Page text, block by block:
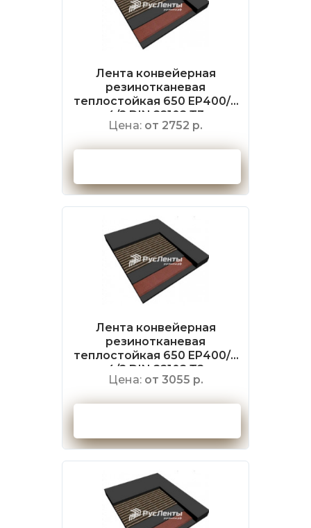
Лента конвейерная
резинотканевая
теплостойкая 650 EP400/3
4/2 DIN 22102 Т3
Цена: от 2752 р.
Лента конвейерная
резинотканевая
теплостойкая 650 EP400/3
4/2 DIN 22102 Т2
Цена: от 3055 р.